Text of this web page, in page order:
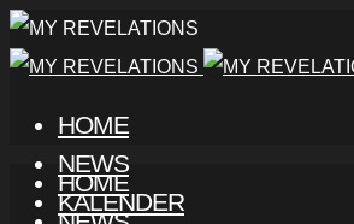
HOME
NEWS
KALENDER
HOME